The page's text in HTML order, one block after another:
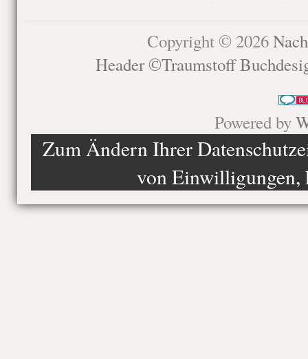
Copyright © 2026
Header ©Traumstoff
Powered by
Zum Ändern Ihrer
von